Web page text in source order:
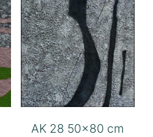
AK 28 50×80 cm